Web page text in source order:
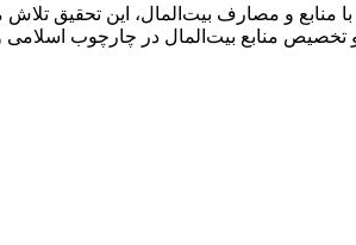
منابع و مصارف بیت‌المال، این تحقیق
منابع بیت‌المال در چارچوب اسلامی